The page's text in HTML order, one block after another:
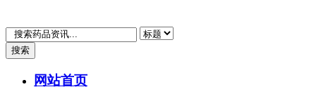
搜索
网站首页